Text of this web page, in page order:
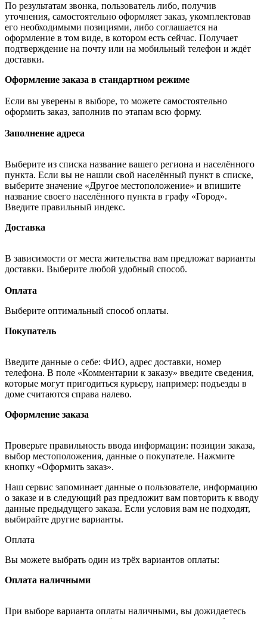
По результатам звонка, пользователь либо, получив
уточнения, самостоятельно оформляет заказ, укомплектовав
его необходимыми позициями, либо соглашается на
оформление в том виде, в котором есть сейчас. Получает
подтверждение на почту или на мобильный телефон и ждёт
доставки.
Оформление заказа в стандартном режиме
Если вы уверены в выборе, то можете самостоятельно
оформить заказ, заполнив по этапам всю форму.
Заполнение адреса
Выберите из списка название вашего региона и населённого
пункта. Если вы не нашли свой населённый пункт в списке,
выберите значение «Другое местоположение» и впишите
название своего населённого пункта в графу «Город».
Введите правильный индекс.
Доставка
В зависимости от места жительства вам предложат варианты
доставки. Выберите любой удобный способ.
Оплата
Выберите оптимальный способ оплаты.
Покупатель
Введите данные о себе: ФИО, адрес доставки, номер
телефона. В поле «Комментарии к заказу» введите сведения,
которые могут пригодиться курьеру, например: подъезды в
доме считаются справа налево.
Оформление заказа
Проверьте правильность ввода информации: позиции заказа,
выбор местоположения, данные о покупателе. Нажмите
кнопку «Оформить заказ».
Наш сервис запоминает данные о пользователе, информацию
о заказе и в следующий раз предложит вам повторить к вводу
данные предыдущего заказа. Если условия вам не подходят,
выбирайте другие варианты.
Оплата
Вы можете выбрать один из трёх вариантов оплаты:
Оплата наличными
При выборе варианта оплаты наличными, вы дожидаетесь